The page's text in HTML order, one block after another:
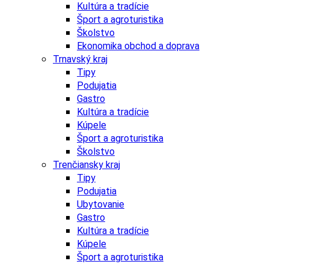
Kultúra a tradície
Šport a agroturistika
Školstvo
Ekonomika obchod a doprava
Trnavský kraj
Tipy
Podujatia
Gastro
Kultúra a tradície
Kúpele
Šport a agroturistika
Školstvo
Trenčiansky kraj
Tipy
Podujatia
Ubytovanie
Gastro
Kultúra a tradície
Kúpele
Šport a agroturistika